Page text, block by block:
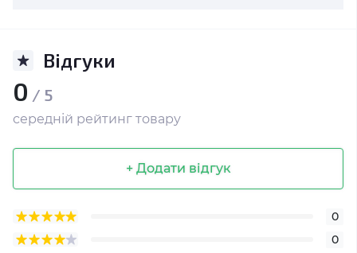
Відгуки
0 / 5
середній рейтинг товару
+ Додати відгук
0
0